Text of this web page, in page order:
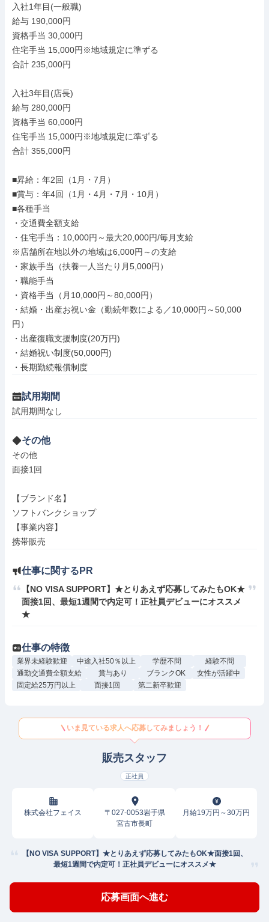
入社1年目(一般職)
給与 190,000円
資格手当 30,000円
住宅手当 15,000円※地域規定に準ずる
合計 235,000円
入社3年目(店長)
給与 280,000円
資格手当 60,000円
住宅手当 15,000円※地域規定に準ずる
合計 355,000円
■昇給：年2回（1月・7月）
■賞与：年4回（1月・4月・7月・10月）
■各種手当
・交通費全額支給
・住宅手当：10,000円～最大20,000円/毎月支給
※店舗所在地以外の地域は6,000円～の支給
・家族手当（扶養一人当たり月5,000円）
・職能手当
・資格手当（月10,000円～80,000円）
・結婚・出産お祝い金（勤続年数による／10,000円～50,000
円）
・出産復職支援制度(20万円)
・結婚祝い制度(50,000円)
・長期勤続報償制度
試用期間
試用期間なし
その他
その他
面接1回
【ブランド名】
ソフトバンクショップ
【事業内容】
携帯販売
仕事に関するPR
【NO VISA SUPPORT】★とりあえず応募してみたもOK★
面接1回、最短1週間で内定可！正社員デビューにオススメ
★
仕事の特徴
業界未経験歓迎 中途入社50％以上 学歴不問
経験不問
通勤交通費全額支給
賞与あり ブランクOK
女性が活躍中
固定給25万円以上
面接1回 第二新卒歓迎
いま見ている求人へ応募してみましょう！
販売スタッフ
正社員
株式会社フェイス
〒027-0053岩手県
宮古市長町
月給19万円～30万円
【NO VISA SUPPORT】★とりあえず応募してみたもOK★面接1回、
最短1週間で内定可！正社員デビューにオススメ★
応募画面へ進む